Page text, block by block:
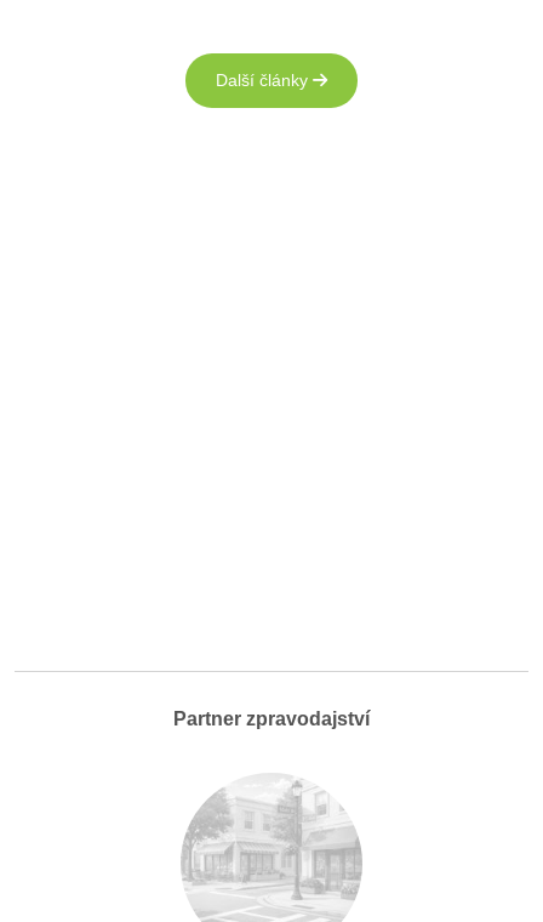
Další články
Partner zpravodajství